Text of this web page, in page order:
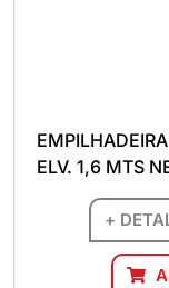
ELV. 1,6 MTS
+